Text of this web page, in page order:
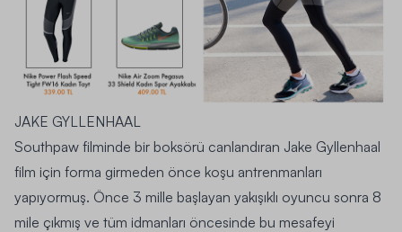
JAKE GYLLENHAAL
Southpaw filminde bir boksörü canlandıran Jake Gyllenhaal
film için forma girmeden önce koşu antrenmanları
yapıyormuş. Önce 3 mille başlayan yakışıklı oyuncu sonra 8
mile çıkmış ve tüm idmanları öncesinde bu mesafeyi